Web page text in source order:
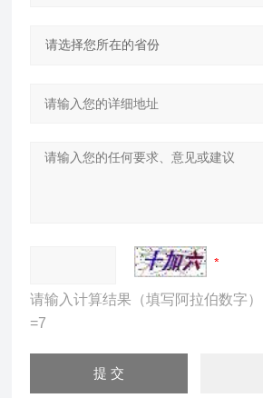
请输入计算结果（填写阿拉伯数字
=7